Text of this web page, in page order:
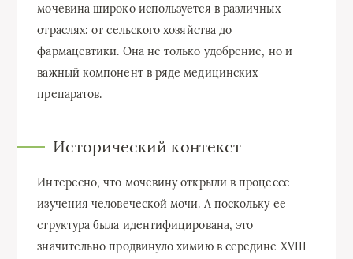
мочевина широко используется в различных
отраслях: от сельского хозяйства до
фармацевтики. Она не только удобрение, но и
важный компонент в ряде медицинских
препаратов.
Исторический контекст
Интересно, что мочевину открыли в процессе
изучения человеческой мочи. А поскольку ее
структура была идентифицирована, это
значительно продвинуло химию в середине XVIII